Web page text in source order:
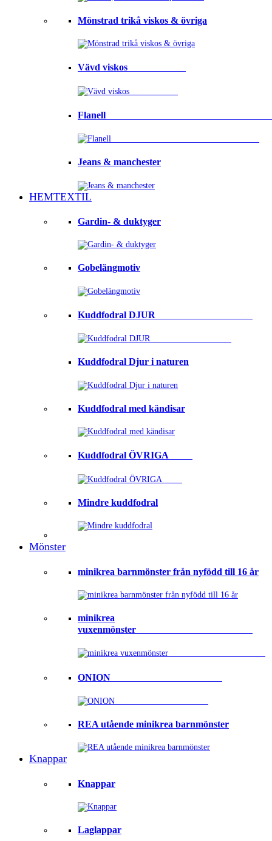
Mönstrad trikå viskos & övriga
Vävd viskos⠀⠀⠀⠀⠀⠀⠀⠀
Flanell
Jeans & manchester
HEMTEXTIL
Gardin- & duktyger
Gobelängmotiv
Kuddfodral DJUR ⠀⠀⠀⠀⠀⠀⠀⠀⠀⠀⠀⠀⠀
Kuddfodral Djur i naturen
Kuddfodral med kändisar
Kuddfodral ÖVRIGA ⠀⠀⠀
Mindre kuddfodral
Mönster
minikrea barnmönster från nyfödd till 16 år
minikrea
vuxenmönster⠀⠀⠀⠀⠀⠀⠀⠀⠀⠀⠀⠀⠀⠀⠀⠀
ONION ⠀⠀⠀⠀⠀⠀⠀⠀⠀⠀⠀⠀⠀⠀⠀
REA utående minikrea barnmönster
Knappar
Knappar
Laglappar